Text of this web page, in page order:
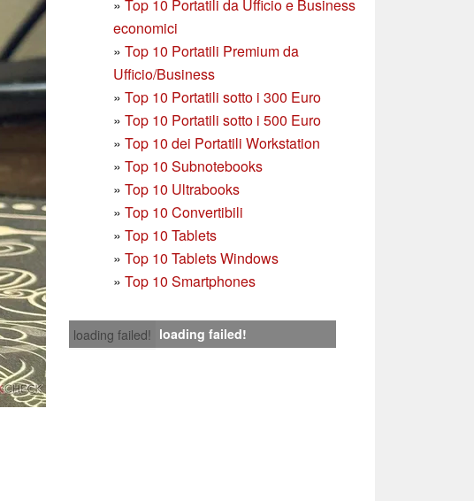
» Top 10 Portatili da Ufficio e Business
economici
» Top 10 Portatili Premium da
Ufficio/Business
» Top 10 Portatili sotto i 300 Euro
» Top 10 Portatili sotto i 500 Euro
» Top 10 dei Portatili Workstation
» Top 10 Subnotebooks
» Top 10 Ultrabooks
» Top 10 Convertibili
» Top 10 Tablets
» Top 10 Tablets Windows
» Top 10 Smartphones
loading failed! loading failed!